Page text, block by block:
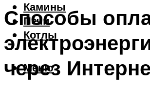
Камины
Печи
Котлы
Меню
Способы
через